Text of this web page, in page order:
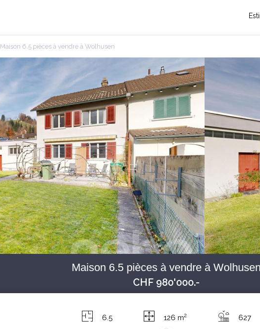
Maison 6.5 pièces à vendre à Wolhusen
Maison 6.5 pièces à vendre à Wolhusen
CHF 980'000.-
6.5 126 m2 627